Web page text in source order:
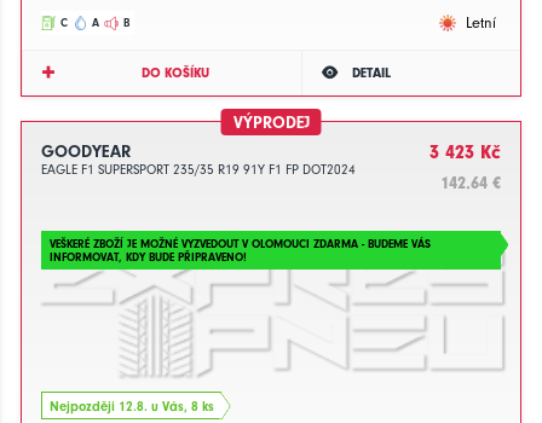
C A B Letní
DO KOŠÍKU DETAIL
VÝPRODEJ
GOODYEAR
EAGLE F1 SUPERSPORT 235/35 R19 91Y F1 FP DOT2024
3 423 Kč
142.64 €
VEŠKERÉ ZBOŽÍ JE MOŽNÉ VYZVEDOUT V OLOMOUCI ZDARMA - BUDEME VÁS
INFORMOVAT, KDY BUDE PŘIPRAVENO!
Nejpozději 12.8. u Vás, 8 ks